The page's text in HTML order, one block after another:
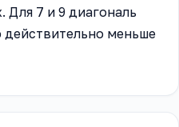
Для 7 и 9 диагональ
действительно меньше